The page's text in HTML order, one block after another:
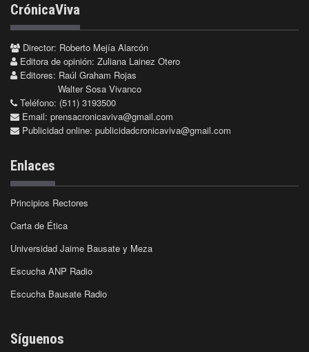
CrónicaViva
Director: Roberto Mejía Alarcón
Editora de opinión: Zuliana Lainez Otero
Editores: Raúl Graham Rojas
Walter Sosa Vivanco
Teléfono: (511) 3193500
Email: prensacronicaviva@gmail.com
Publicidad online: publicidadcronicaviva@gmail.com
Enlaces
Principios Rectores
Carta de Ética
Universidad Jaime Bausate y Meza
Escucha ANP Radio
Escucha Bausate Radio
Síguenos